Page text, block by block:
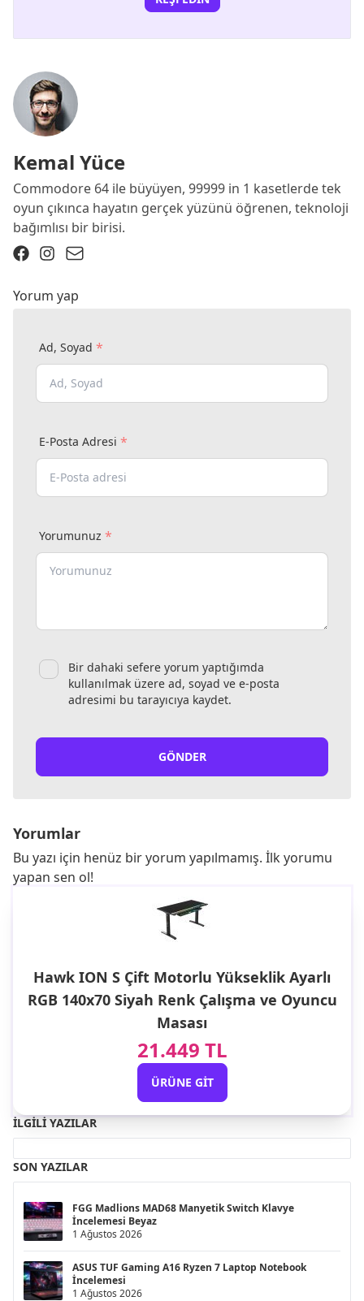
Kemal Yüce
Commodore 64 ile büyüyen, 99999 in 1 kasetlerde tek
oyun çıkınca hayatın gerçek yüzünü öğrenen, teknoloji
bağımlısı bir birisi.
Yorum yap
Ad, Soyad *
E-Posta Adresi *
Yorumunuz *
Bir dahaki sefere yorum yaptığımda
kullanılmak üzere ad, soyad ve e-posta
adresimi bu tarayıcıya kaydet.
GÖNDER
Yorumlar
Bu yazı için henüz bir yorum yapılmamış. İlk yorumu
yapan sen ol!
Hawk ION S Çift Motorlu Yükseklik Ayarlı
RGB 140x70 Siyah Renk Çalışma ve Oyuncu
Masası
21.449 TL
ÜRÜNE GIT
İLGILI YAZILAR
SON YAZILAR
FGG Madlions MAD68 Manyetik Switch Klavye
İncelemesi Beyaz
1 Ağustos 2026
ASUS TUF Gaming A16 Ryzen 7 Laptop Notebook
İncelemesi
1 Ağustos 2026